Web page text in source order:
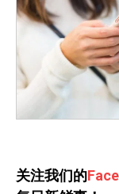
关注我们的